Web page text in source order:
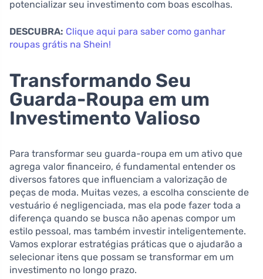
potencializar seu investimento com boas escolhas.
DESCUBRA: Clique aqui para saber como ganhar
roupas grátis na Shein!
Transformando Seu
Guarda-Roupa em um
Investimento Valioso
Para transformar seu guarda-roupa em um ativo que
agrega valor financeiro, é fundamental entender os
diversos fatores que influenciam a valorização de
peças de moda. Muitas vezes, a escolha consciente de
vestuário é negligenciada, mas ela pode fazer toda a
diferença quando se busca não apenas compor um
estilo pessoal, mas também investir inteligentemente.
Vamos explorar estratégias práticas que o ajudarão a
selecionar itens que possam se transformar em um
investimento no longo prazo.